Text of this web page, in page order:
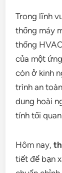
Trong lĩnh
thống máy
thống
của một
còn ở kinh
trình an
dụng hoài
tính tối
Hôm nay,
tiết để bạn